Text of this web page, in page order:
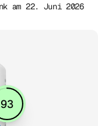
am 22. Juni 2026
93